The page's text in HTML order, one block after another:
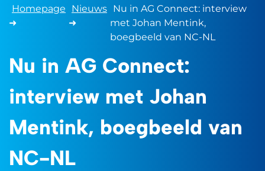
Homepage
➜
Nieuws
➜
Nu in AG Connect: interview
met Johan Mentink,
boegbeeld van NC-NL
Nu in AG Connect:
interview met Johan
Mentink, boegbeeld van
NC-NL